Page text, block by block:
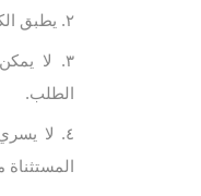
يطبق
لا
الطلب.
لا